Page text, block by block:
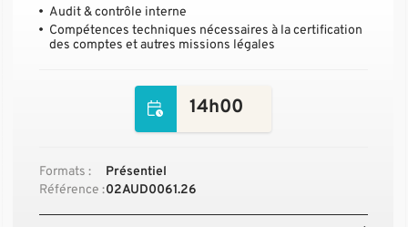
Audit & contrôle interne
Compétences techniques nécessaires à la certification
des comptes et autres missions légales
14h00
Formats :
Présentiel
Référence :02AUD0061.26